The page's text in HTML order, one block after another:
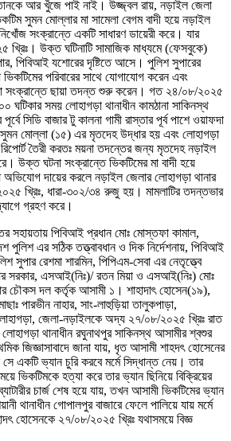
আর খুঁজে পাই নাই। উজ্জ্বল রায়, নড়াইল জেলা
সুমন মোল্লার মা সামেলা বেগম বাদী হয়ে নড়াইল
সংক্রান্তে একটি সাধারণ ডায়েরী করে। যার
উক্ত ঘটিনাটি সামাজিক মাধ্যমে (ফেসবুকে)
পিবিআই যশোরের দৃষ্টিতে আসে। পুলিশ সুপারের
পরিবারের সাথে যোগাযোগ করেন এবং
সংক্রান্তে ছায়া তদন্ত শুরু করেন। গত ২৪/০৮/২০২৫
ঘটিকার সময় লোহাগড়া থানাধীন কামঠানা সাকিনস্থ
সিডি বাজার টু কালনা গামী রাস্তার পূর্ব পাশে ওয়াফদা
সুমন মোল্লা (১৫) এর মৃতদেহ উদ্ধার হয় এবং লোহাগড়া
তৈরী করতঃ ময়না তদন্তের জন্য মৃতদেহ নড়াইল
উক্ত ঘটনা সংক্রান্তে ভিকটিমের মা বাদী হয়ে
অভিযোগ দায়ের করলে নড়াইল জেলার লোহাগড়া থানার
খ্রিঃ, ধারা-৩০২/৩৪ রুজু হয়। মামলাটির তদন্তভার
গ্রহণ করে।
সহায়তায় পিবিআই প্রধান মোঃ মোস্তফা কামাল,
পুলিশ এর সঠিক তত্ত্বাবধান ও দিক নির্দেশনায়, পিবিআই
সুপার রেশমা শারমিন, পিপিএম-সেবা এর নেতৃত্ত্বে
সরকার, এসআই(নিঃ)/ রতন মিয়া ও এসআই(নিঃ) মোঃ
চৌকস দল কর্তৃক আসামী ১। শাহাদাৎ হোসেন(১৯),
পারভীন নাহার, সাং-লাহুড়িয়া তালুকপাড়া,
জেলা-নড়াইলকে অদ্য ২৭/০৮/২০২৫ খ্রিঃ রাত
থানাধীন রঘুনাথপুর সাকিনস্থ আসামীর শ্বশুর
জিজ্ঞাসাবাদে জানা যায়, ধৃত আসামী শাহদৎ হোসেনের
একটি ভ্যান চুরি করবে মর্মে সিদ্ধান্ত নেয়। তার
ভিকটিমকে হত্যা করে তার ভ্যান ছিনিয়ে বিক্রিয়ের
চার্জ শেষ হয়ে যায়, তখন আসামী ভিকটিমের ভ্যান
থানাধীন গোপালপুর বাজারে ফেলে পালিয়ে যায় মর্মে
হোসেনকে ২৭/০৮/২০২৫ খ্রিঃ যথাসময়ে বিজ্ঞ